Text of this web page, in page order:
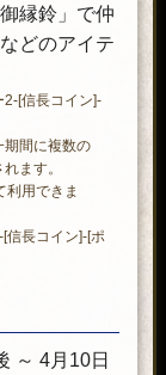
縁鈴」で仲
どのアイテ
[信長コイン]-
間に複数の
ます。
用できま
信長コイン]-[ポ
～ 4月10日